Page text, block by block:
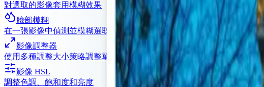
對選取的影像套用模糊效果
臉部模糊
在一張影像中偵測並模糊選取的人臉
影像調整器
使用多種調整大小策略調整單一或批次影像的大小
影像 HSL
調整色調、飽和度和亮度